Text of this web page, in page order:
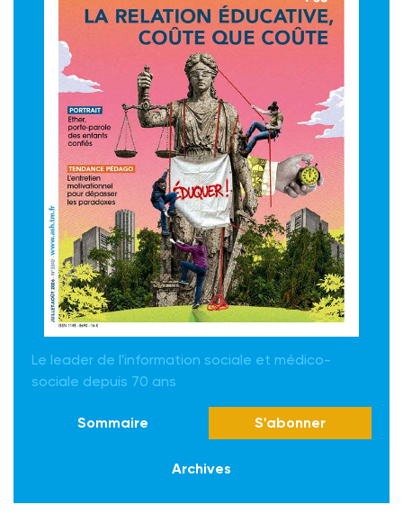
Le leader de l'information sociale et médico-
sociale depuis 70 ans
Sommaire S'abonner
Archives